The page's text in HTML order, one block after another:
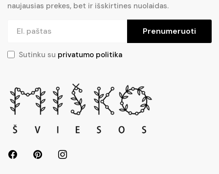
naujausias prekes, bet ir išskirtines nuolaidas.
Prenumeruoti
Sutinku su privatumo politika